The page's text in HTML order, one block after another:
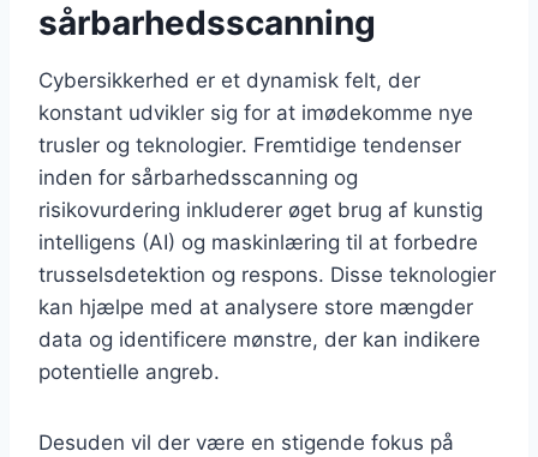
sårbarhedsscanning
Cybersikkerhed er et dynamisk felt, der
konstant udvikler sig for at imødekomme nye
trusler og teknologier. Fremtidige tendenser
inden for sårbarhedsscanning og
risikovurdering inkluderer øget brug af kunstig
intelligens (AI) og maskinlæring til at forbedre
trusselsdetektion og respons. Disse teknologier
kan hjælpe med at analysere store mængder
data og identificere mønstre, der kan indikere
potentielle angreb.
Desuden vil der være en stigende fokus på